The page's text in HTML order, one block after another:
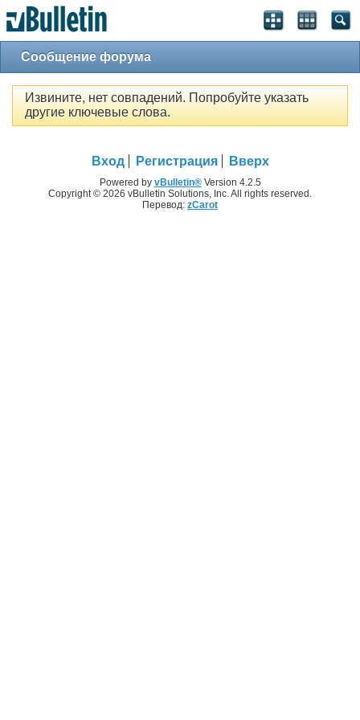
Сообщение форума
Извините, нет совпадений. Попробуйте указать
другие ключевые слова.
Вход Регистрация Вверх
Powered by vBulletin®Version 4.2.5
Copyright © 2026 vBulletin Solutions, Inc. All rights reserved.
Перевод: zCarot